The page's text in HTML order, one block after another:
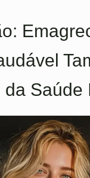
Saúde